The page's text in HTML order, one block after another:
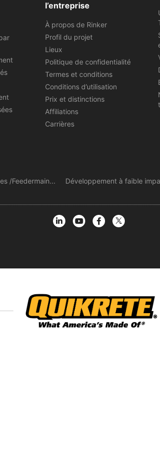
l’entreprise
À propos de Rinker
Profil du projet
Lieux
Politique de confidentialité
Termes et conditions
Conditions d’utilisation
Prix et distinctions
Affiliations
Carrières
/Feedermain... Développement à faible